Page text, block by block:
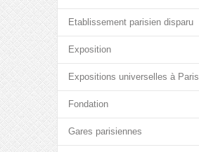
Etablissement parisien disparu
Exposition
Expositions universelles à Paris
Fondation
Gares parisiennes